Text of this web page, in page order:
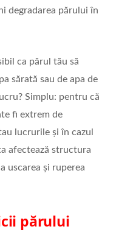
degradarea părului în
ca părul tău să
sărată sau de apa de
Simplu: pentru că
fi extrem de
lucrurile și în cazul
afectează structura
uscarea și ruperea
părului